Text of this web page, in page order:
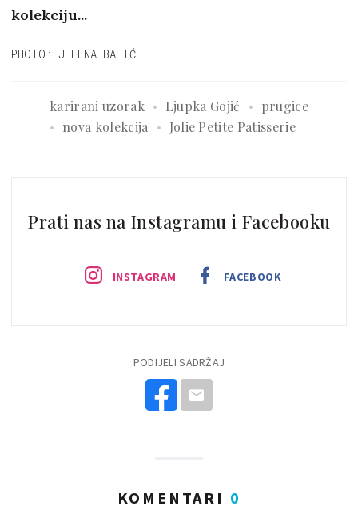
kolekciju...
PHOTO: JELENA BALIĆ
karirani uzorak Ljupka Gojić
prugice
nova kolekcija
Jolie Petite Patisserie
Prati nas na Instagramu i Facebooku
INSTAGRAM FACEBOOK
PODIJELI SADRŽAJ
KOMENTARI 0